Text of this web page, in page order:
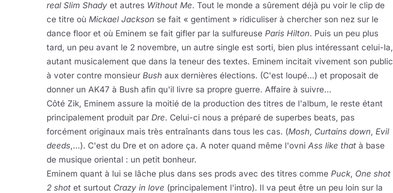
real Slim Shady et autres Without Me. Tout le monde a sûrement déjà pu voir le clip de
ce titre où Mickael Jackson se fait « gentiment » ridiculiser à chercher son nez sur le
dance floor et où Eminem se fait gifler par la sulfureuse Paris Hilton. Puis un peu plus
tard, un peu avant le 2 novembre, un autre single est sorti, bien plus intéressant celui-la,
autant musicalement que dans la teneur des textes. Eminem incitait vivement son public
à voter contre monsieur Bush aux dernières élections. (C'est loupé...) et proposait de
donner un AK47 à Bush afin qu'il livre sa propre guerre. Affaire à suivre...
Côté Zik, Eminem assure la moitié de la production des titres de l'album, le reste étant
principalement produit par Dre. Celui-ci nous a préparé de superbes beats, pas
forcément originaux mais très entraînants dans tous les cas. (Mosh, Curtains down, Evil
deeds,...). C'est du Dre et on adore ça. A noter quand même l'ovni Ass like that à base
de musique oriental : un petit bonheur.
Eminem quant à lui se lâche plus dans ses prods avec des titres comme Puck, One shot
2 shot et surtout Crazy in love (principalement l'intro). Il va peut être un peu loin sur la